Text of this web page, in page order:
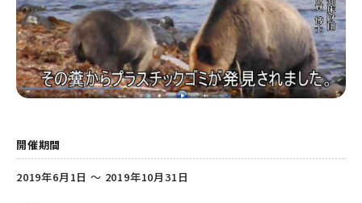
開催期間
2019年6月1日 ～ 2019年10月31日